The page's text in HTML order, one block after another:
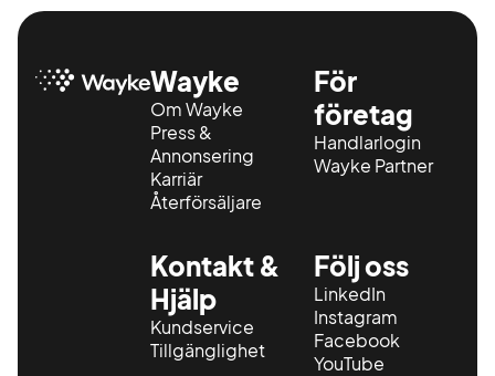
Wayke
Om Wayke
Press &
Annonsering
Karriär
Återförsäljare
För
företag
Handlarlogin
Wayke Partner
Kontakt &
Hjälp
Kundservice
Tillgänglighet
Följ oss
LinkedIn
Instagram
Facebook
YouTube